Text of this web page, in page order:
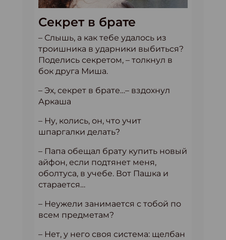
Секрет в брате
– Слышь, а как тебе удалось из
троишника в ударники выбиться?
Поделись секретом, – толкнул в
бок друга Миша.
– Эх, секрет в брате…– вздохнул
Аркаша
– Ну, колись, он, что учит
шпаргалки делать?
– Папа обещал брату купить новый
айфон, если подтянет меня,
оболтуса, в учебе. Вот Пашка и
старается…
– Неужели занимается с тобой по
всем предметам?
– Нет, у него своя система: щелбан